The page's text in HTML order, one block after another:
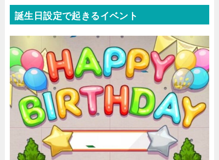
誕生日設定で起きるイベント